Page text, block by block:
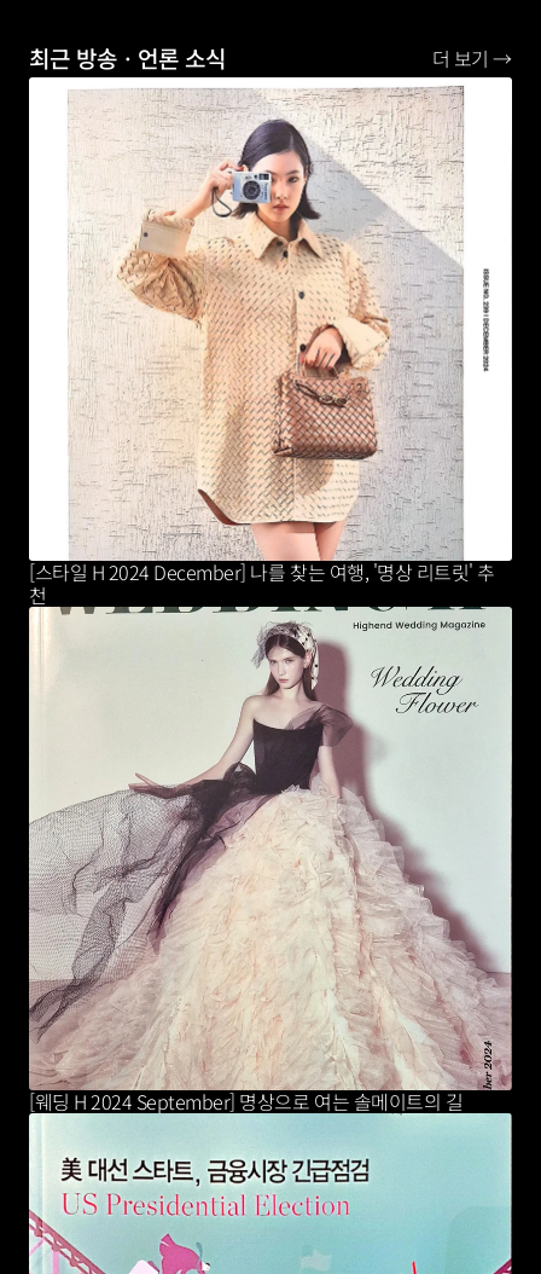
최근 방송ㆍ언론 소식 더 보기 →
[스타일 H 2024 December] 나를 찾는 여행, '명상 리트릿' 추
천
[웨딩 H 2024 September] 명상으로 여는 솔메이트의 길